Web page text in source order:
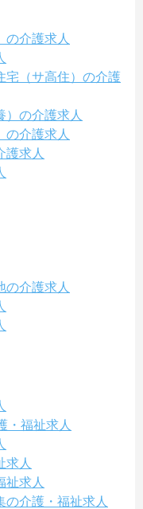
の介護求人
宅（サ高住）の介護
）の介護求人
の介護求人
護求人
の介護求人
・福祉求人
求人
祉求人
介護・福祉求人